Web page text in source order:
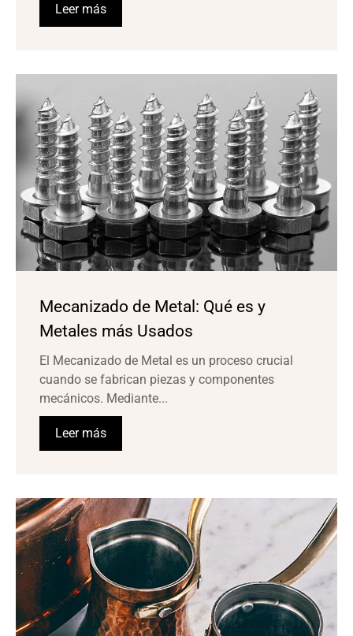
Leer más
Mecanizado de Metal: Qué es y
Metales más Usados
El Mecanizado de Metal es un proceso crucial
cuando se fabrican piezas y componentes
mecánicos. Mediante...
Leer más